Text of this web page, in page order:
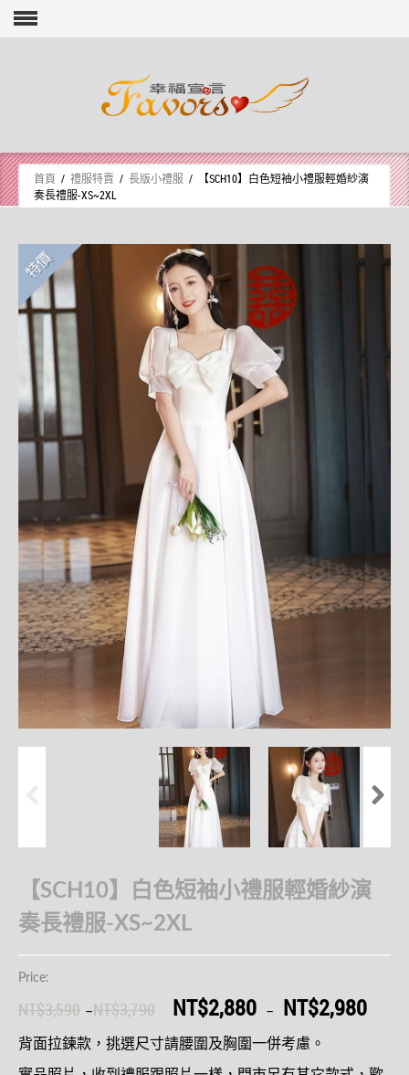
Skip to content
首頁 / 禮服特賣 / 長版小禮服 / 【SCH10】白色短袖小禮服輕婚紗演
奏長禮服-XS~2XL
特價
【SCH10】白色短袖小禮服輕婚紗演
奏長禮服-XS~2XL
Price:
NT$3,590 –NT$3,790 NT$2,880 – NT$2,980
背面拉鍊款，挑選尺寸請腰圍及胸圍一併考慮。